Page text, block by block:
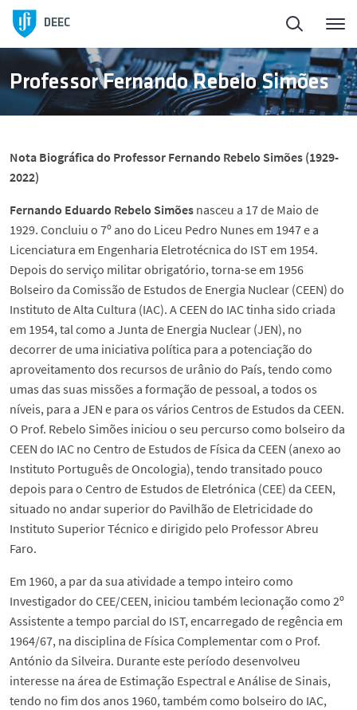
DEEC
ElectroDay
About DEEC
About DEEC
People
Regulations
In Memoriam
Education
Research and Innovation
DEEC in Society
News
Events
DEEC Contacts
Português
Professor Fernando Rebelo Simões
Nota Biográfica do Professor Fernando Rebelo Simões (1929-
2022)
Fernando Eduardo Rebelo Simões nasceu a 17 de Maio de
1929. Concluiu o 7º ano do Liceu Pedro Nunes em 1947 e a
Licenciatura em Engenharia Eletrotécnica do IST em 1954.
Depois do serviço militar obrigatório, torna-se em 1956
Bolseiro da Comissão de Estudos de Energia Nuclear (CEEN) do
Instituto de Alta Cultura (IAC). A CEEN do IAC tinha sido criada
em 1954, tal como a Junta de Energia Nuclear (JEN), no
decorrer de uma iniciativa política para a potenciação do
aproveitamento dos recursos de urânio do País, tendo como
umas das suas missões a formação de pessoal, a todos os
níveis, para a JEN e para os vários Centros de Estudos da CEEN.
O Prof. Rebelo Simões iniciou o seu percurso como bolseiro da
CEEN do IAC no Centro de Estudos de Física da CEEN (anexo ao
Instituto Português de Oncologia), tendo transitado pouco
depois para o Centro de Estudos de Eletrónica (CEE) da CEEN,
situado no andar superior do Pavilhão de Eletricidade do
Instituto Superior Técnico e dirigido pelo Professor Abreu
Faro.
Em 1960, a par da sua atividade a tempo inteiro como
Investigador do CEE/CEEN, iniciou também lecionação como 2º
Assistente a tempo parcial do IST, encarregado de regência em
1964/67, na disciplina de Física Complementar com o Prof.
António da Silveira. Durante este período desenvolveu
interesse na área de Estimação Espectral e Análise de Sinais,
tendo no fim dos anos 1960, também como bolseiro do IAC,